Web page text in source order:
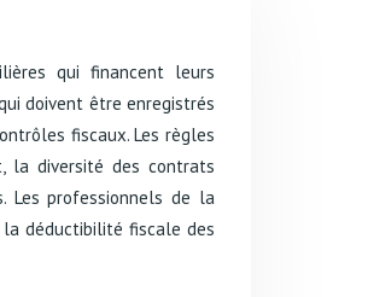
qui financent leurs
doivent être enregistrés
fiscaux. Les règles
la diversité des contrats
Les professionnels de la
déductibilité fiscale des